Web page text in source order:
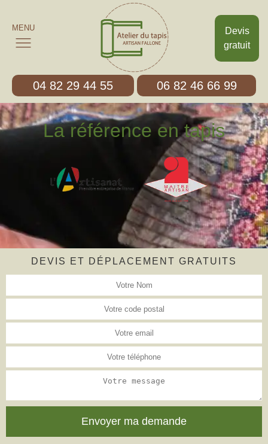
Devis
gratuit
MENU
04 82 29 44 55 06 82 46 66 99
La référence en tapis
DEVIS ET DÉPLACEMENT GRATUITS